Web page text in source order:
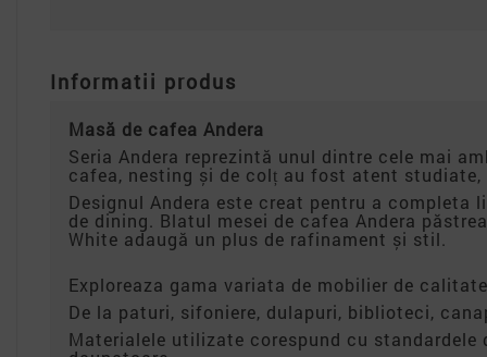
Informatii produs
Masă de cafea Andera
Seria Andera reprezintă unul dintre cele mai
cafea, nesting și de colț au fost atent
Designul Andera este creat pentru a
de dining. Blatul mesei de cafea Andera
White adaugă un plus de rafinament și stil.
Exploreaza gama variata de mobilier de
De la paturi, sifoniere, dulapuri, biblioteci,
Materialele utilizate corespund cu